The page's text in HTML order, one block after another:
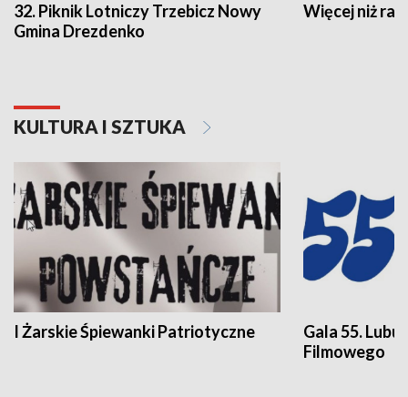
32. Piknik Lotniczy Trzebicz Nowy
Gmina Drezdenko
Więcej niż rajd
KULTURA I SZTUKA
I Żarskie Śpiewanki Patriotyczne
Gala 55.
Filmowego